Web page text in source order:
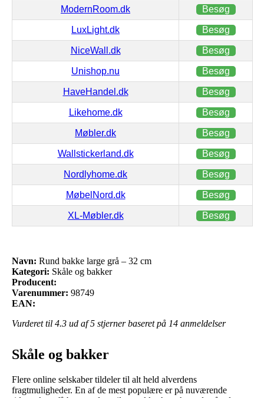
ModernRoom.dk Besøg
LuxLight.dk Besøg
NiceWall.dk Besøg
Unishop.nu Besøg
HaveHandel.dk Besøg
Likehome.dk Besøg
Møbler.dk Besøg
Wallstickerland.dk Besøg
Nordlyhome.dk Besøg
MøbelNord.dk Besøg
XL-Møbler.dk Besøg
Navn: Rund bakke large grå – 32 cm
Kategori: Skåle og bakker
Producent:
Varenummer: 98749
EAN:
Vurderet til 4.3 ud af 5 stjerner baseret på 14 anmeldelser
Skåle og bakker
Flere online selskaber tildeler til alt held alverdens
fragtmuligheder. En af de mest populære er på nuværende